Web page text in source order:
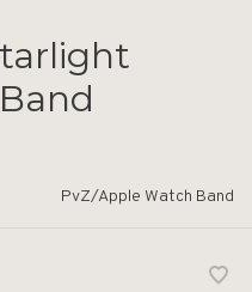
PvZ/Apple Watch Band